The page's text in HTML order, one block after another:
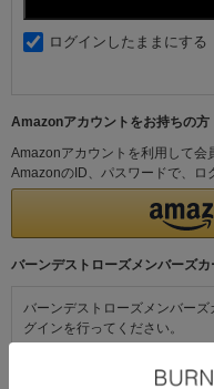
ログインしたままにする
Amazonアカウントをお持ちの方
Amazonアカウントを利用して会
AmazonのID、パスワードで、ロ
バーンデストローズメンバーズ
バーンデストローズメンバー
グインを行ってください。